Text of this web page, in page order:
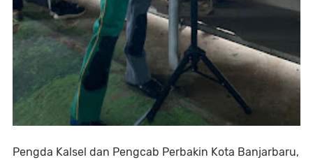
Pengda Kalsel dan Pengcab Perbakin Kota Banjarbaru,